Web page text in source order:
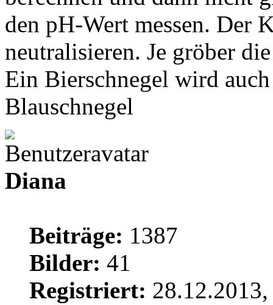
den pH-Wert messen. Der
neutralisieren. Je gröber
Ein Bierschnegel wird
Blauschnegel
Diana
Beiträge: 1387
Bilder: 41
Registriert: